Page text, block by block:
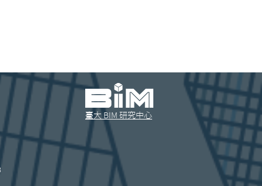
​臺大 BIM 研究中心